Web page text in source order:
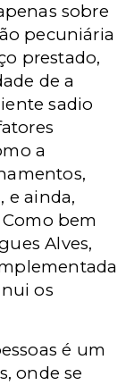
sobre
pecuniária
prestado,
de a
sadio
a
e ainda,
bem
Alves,
os
é um
onde se